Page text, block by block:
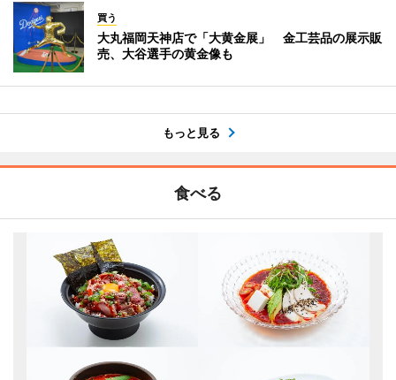
買う
大丸福岡天神店で「大黄金展」 金工芸品の展示販
売、大谷選手の黄金像も
もっと見る
食べる